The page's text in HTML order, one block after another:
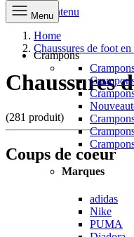
Aller au contenu
Menu
Crampons
Marques
adidas
Nike
PUMA
Home
Chaussures de foot
Chaussures
(281 produit)
Coups de coeur